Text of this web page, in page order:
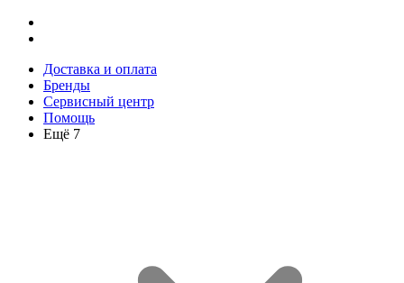
Доставка и оплата
Бренды
Сервисный центр
Помощь
Ещё 7